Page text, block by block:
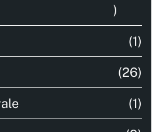
)
(1)
(26)
(1)